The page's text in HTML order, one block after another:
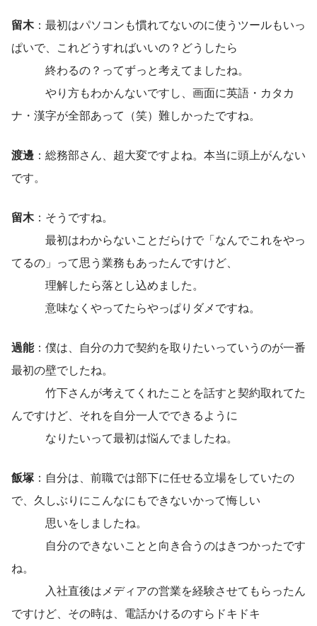
留木：最初はパソコンも慣れてないのに使うツールもいっ
ぱいで、これどうすればいいの？どうしたら
終わるの？ってずっと考えてましたね。
やり方もわかんないですし、画面に英語・カタカ
ナ・漢字が全部あって（笑）難しかったですね。
渡邊 ：総務部さん、超大変ですよね。本当に頭上がんない
です。
留木：そうですね。
最初はわからないことだらけで「なんでこれをやっ
てるの」って思う業務もあったんですけど、
理解したら落とし込めました。
意味なくやってたらやっぱりダメですね。
過能：僕は、自分の力で契約を取りたいっていうのが一番
最初の壁でしたね。
竹下さんが考えてくれたことを話すと契約取れてた
んですけど、それを自分一人でできるように
なりたいって最初は悩んでましたね。
飯塚：自分は、前職では部下に任せる立場をしていたの
で、久しぶりにこんなにもできないかって悔しい
思いをしましたね。
自分のできないことと向き合うのはきつかったです
ね。
入社直後はメディアの営業を経験させてもらったん
ですけど、その時は、電話かけるのすらドキドキ